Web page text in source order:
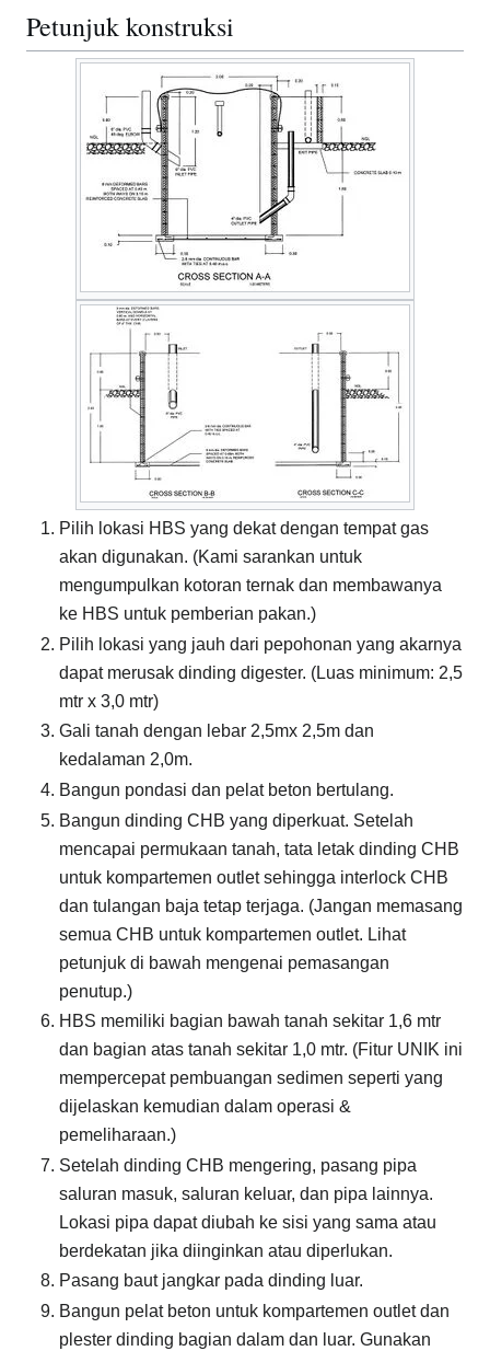
Petunjuk konstruksi
Pilih lokasi HBS yang dekat dengan tempat gas
akan digunakan. (Kami sarankan untuk
mengumpulkan kotoran ternak dan membawanya
ke HBS untuk pemberian pakan.)
Pilih lokasi yang jauh dari pepohonan yang akarnya
dapat merusak dinding digester. (Luas minimum: 2,5
mtr x 3,0 mtr)
Gali tanah dengan lebar 2,5mx 2,5m dan
kedalaman 2,0m.
Bangun pondasi dan pelat beton bertulang.
Bangun dinding CHB yang diperkuat. Setelah
mencapai permukaan tanah, tata letak dinding CHB
untuk kompartemen outlet sehingga interlock CHB
dan tulangan baja tetap terjaga. (Jangan memasang
semua CHB untuk kompartemen outlet. Lihat
petunjuk di bawah mengenai pemasangan
penutup.)
HBS memiliki bagian bawah tanah sekitar 1,6 mtr
dan bagian atas tanah sekitar 1,0 mtr. (Fitur UNIK ini
mempercepat pembuangan sedimen seperti yang
dijelaskan kemudian dalam operasi &
pemeliharaan.)
Setelah dinding CHB mengering, pasang pipa
saluran masuk, saluran keluar, dan pipa lainnya.
Lokasi pipa dapat diubah ke sisi yang sama atau
berdekatan jika diinginkan atau diperlukan.
Pasang baut jangkar pada dinding luar.
Bangun pelat beton untuk kompartemen outlet dan
plester dinding bagian dalam dan luar. Gunakan